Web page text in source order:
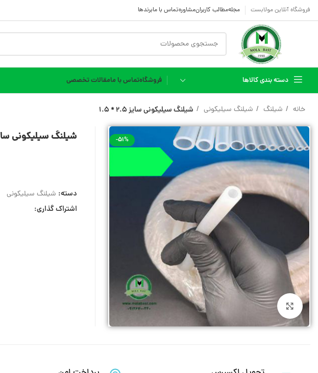
فروشگاه آنلاین مولابست مجلهمطالب کاربرانمشاورهتماس با مابرندها
دسته بندی کالاها
شیلنگ فری کربن کوره
شیلنگ مواد غذایی FOOD
شیلنگ پنوماتیک
شیلنگ آبنما فنردار
شیلنگ نخدار
سیم دار
شیلنگ پی وی سی PVC
فلکسیبل استیل
شیلنگ سیلیکونی
شیلنگ شفاف
شیلنگ بنزین
فروشگاهتماس با مامقالات تخصصی
خانه شیلنگ شیلنگ سیلیکونی شیلنگ سیلیکونی سایز 2.5 * 1.5
-51%
بزرگنمایی تصویر
شیلنگ سیلیکونی سایز 2.5 *
دسته: شیلنگ سیلیکونی
اشتراک گذاری: